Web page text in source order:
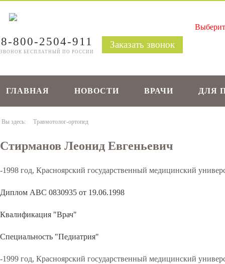
8-800-2504-911
ЗВОНОК БЕСПЛАТНЫЙ ПО РОССИИ
Заказать звонок
ГЛАВНАЯ НОВОСТИ ВРАЧИ ДЛЯ
Вы здесь: Травмотолог-ортопед
Стирманов Леонид Евгеньевич
-1998 год, Красноярский государственный медицинский
Диплом АВС 0830935 от 19.06.1998
Квалификация "Врач"
Специальность "Педиатрия"
-1999 год, Красноярский государственный медицинский